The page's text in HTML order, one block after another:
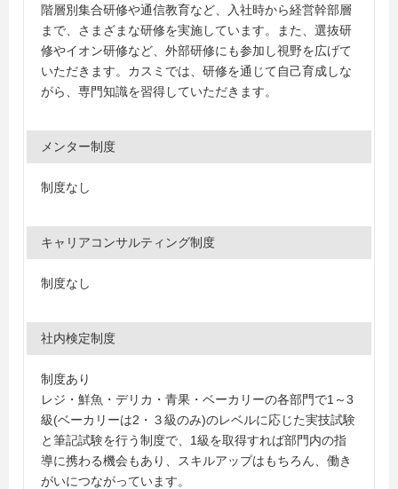
階層別集合研修や通信教育など、入社時から経営幹部層
まで、さまざまな研修を実施しています。また、選抜研
修やイオン研修など、外部研修にも参加し視野を広げて
いただきます。カスミでは、研修を通じて自己育成しな
がら、専門知識を習得していただきます。
メンター制度
制度なし
キャリアコンサルティング制度
制度なし
社内検定制度
制度あり
レジ・鮮魚・デリカ・青果・ベーカリーの各部門で1～3
級(ベーカリーは2・３級のみ)のレベルに応じた実技試験
と筆記試験を行う制度で、1級を取得すれば部門内の指
導に携わる機会もあり、スキルアップはもちろん、働き
がいにつながっています。